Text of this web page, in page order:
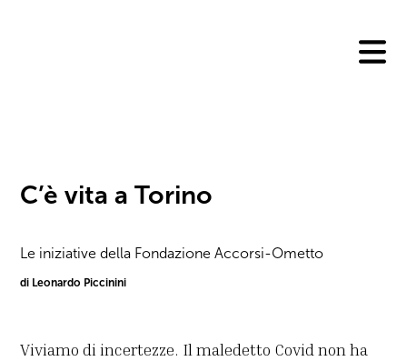
C’è vita a Torino
Le iniziative della Fondazione Accorsi-Ometto
di Leonardo Piccinini
Viviamo di incertezze. Il maledetto Covid non ha